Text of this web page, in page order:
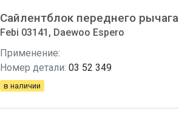
Сайлентблок переднего рычага
Febi 03141, Daewoo Espero
Применение:
Номер детали: 03 52 349
в наличии